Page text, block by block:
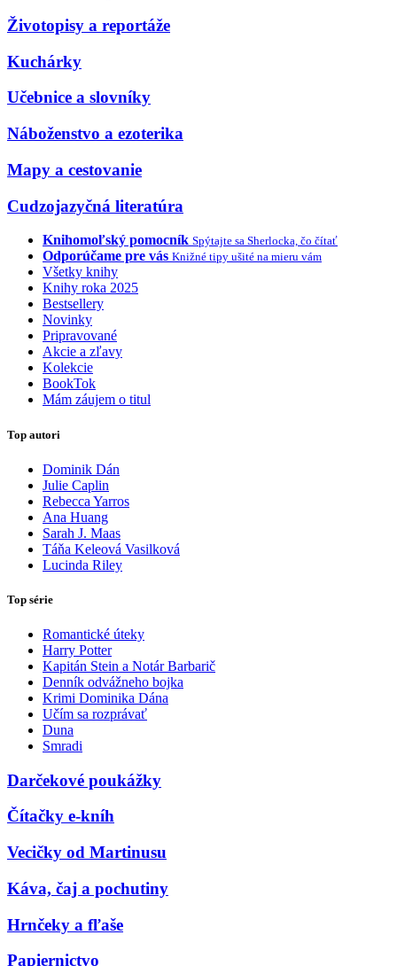
Životopisy a reportáže
Kuchárky
Učebnice a slovníky
Náboženstvo a ezoterika
Mapy a cestovanie
Cudzojazyčná literatúra
Knihomoľský pomocník Spýtajte sa Sherlocka, čo čítať
Odporúčame pre vás Knižné tipy ušité na mieru vám
Všetky knihy
Knihy roka 2025
Bestsellery
Novinky
Pripravované
Akcie a zľavy
Kolekcie
BookTok
Mám záujem o titul
Top autori
Dominik Dán
Julie Caplin
Rebecca Yarros
Ana Huang
Sarah J. Maas
Táňa Keleová Vasilková
Lucinda Riley
Top série
Romantické úteky
Harry Potter
Kapitán Stein a Notár Barbarič
Denník odvážneho bojka
Krimi Dominika Dána
Učím sa rozprávať
Duna
Smradi
Darčekové poukážky
Čítačky e-kníh
Vecičky od Martinusu
Káva, čaj a pochutiny
Hrnčeky a fľaše
Papiernictvo